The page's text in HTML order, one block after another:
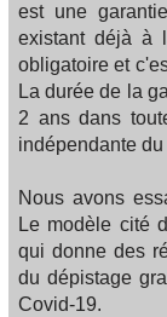
est une
existant déjà à
obligatoire et
La durée de la
2 ans dans
indépendante du
Nous avons
Le modèle cité
qui donne des
du dépistage
Covid-19.